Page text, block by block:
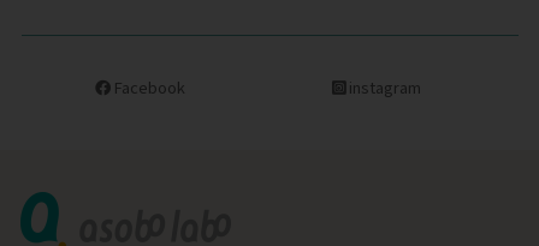
Facebook instagram